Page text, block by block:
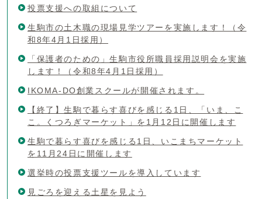
投票支援への取組について
生駒市の土木職の現場見学ツアーを実施します！（令
和8年4月1日採用）
「保護者のための」生駒市役所職員採用説明会を実施
します！（令和8年4月1日採用）
IKOMA-DO創業スクールが開催されます。
【終了】生駒で暮らす喜びを感じる1日、「いま、こ
こ。くつろぎマーケット」を1月12日に開催します
生駒で暮らす喜びを感じる1日、いこまちマーケット
を11月24日に開催します
選挙時の投票支援ツールを導入しています
見ごろを迎える土星を見よう